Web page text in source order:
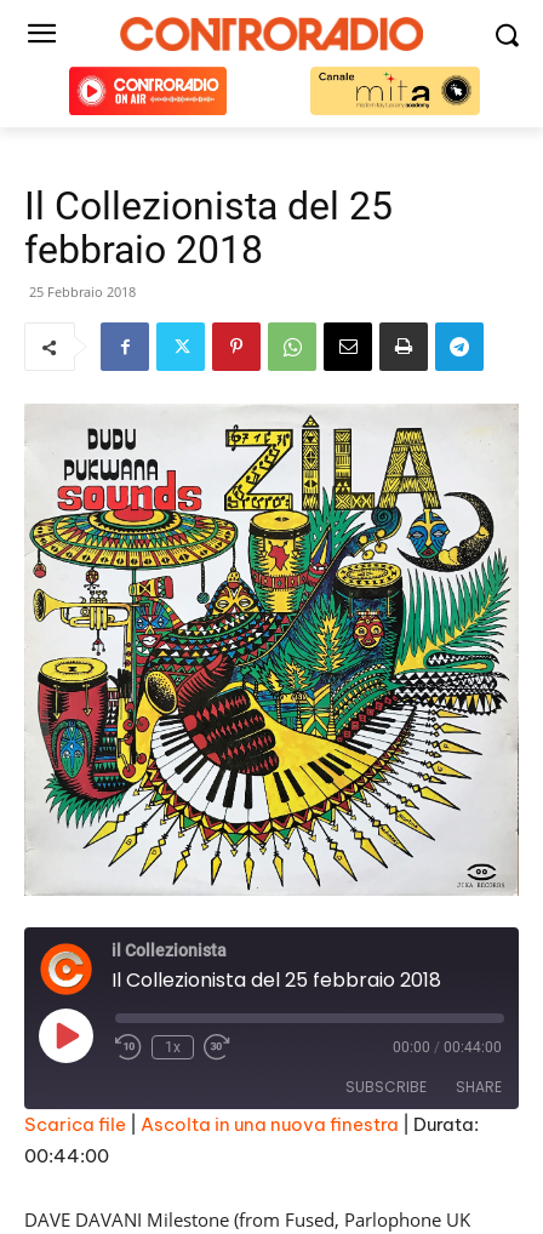
Il Collezionista del 25
febbraio 2018
25 Febbraio 2018
il Collezionista
Il Collezionista del 25 febbraio 2018
Play
Episode
1x 00:00 / 00:44:00
SUBSCRIBE SHARE
SHARE
LINK
Scarica file Ascolta in una nuova finestra
Durata:
00:44:00
DAVE DAVANI Milestone (from Fused, Parlophone UK